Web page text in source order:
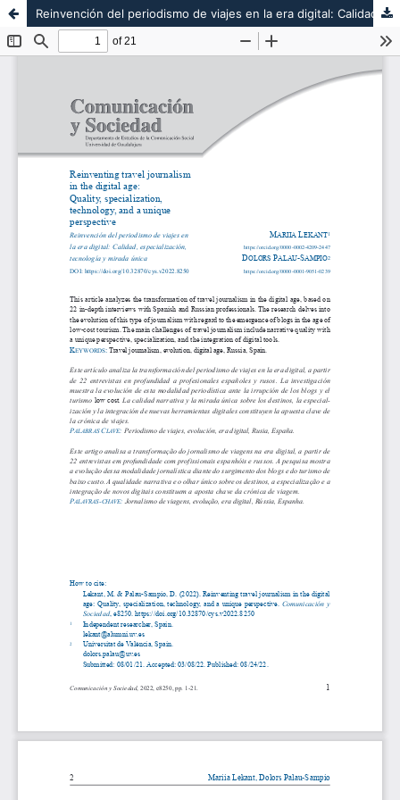
Reinvención del periodismo de viajes en la era digital: Calidad, especialización, tecnología y mirada única